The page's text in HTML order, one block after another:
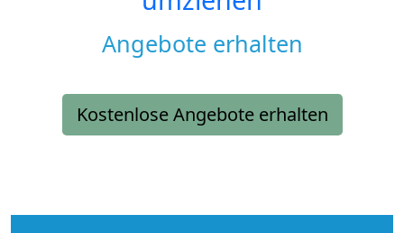
Angebote erhalten
Kostenlose Angebote erhalten